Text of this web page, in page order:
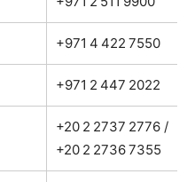
+971 4 422 7550
+971 2 447 2022
+20 2 2737 2776 /
+20 2 2736 7355